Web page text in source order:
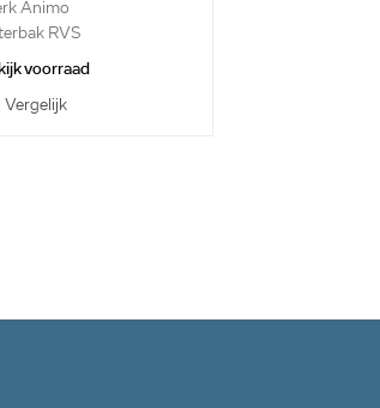
Animo
RVS
voorraad
Vergelijk